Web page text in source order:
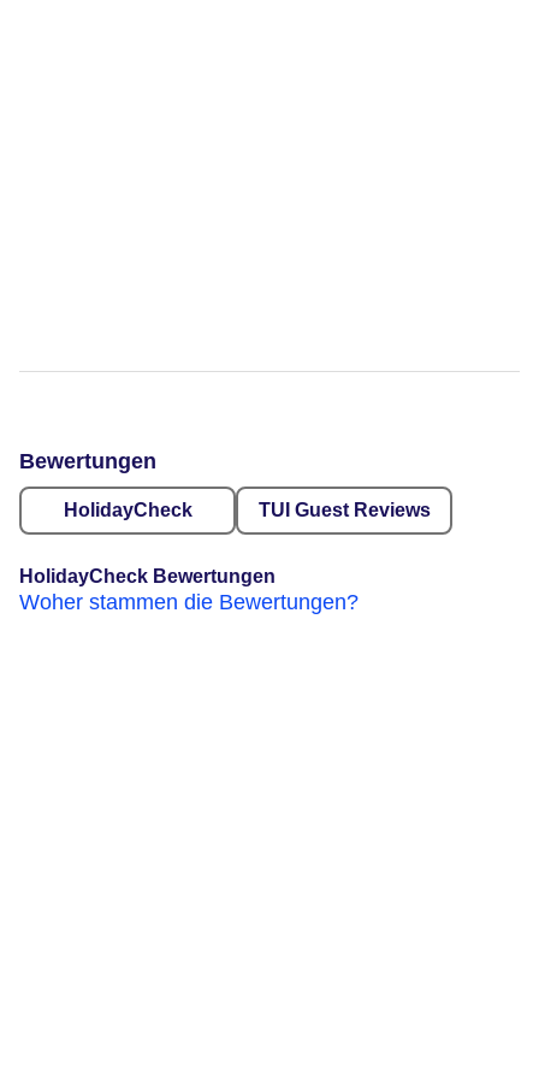
Bewertungen
HolidayCheck TUI Guest Reviews
HolidayCheck Bewertungen
Woher stammen die Bewertungen?